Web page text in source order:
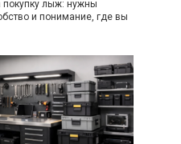
лыж: нужны
и понимание, где вы